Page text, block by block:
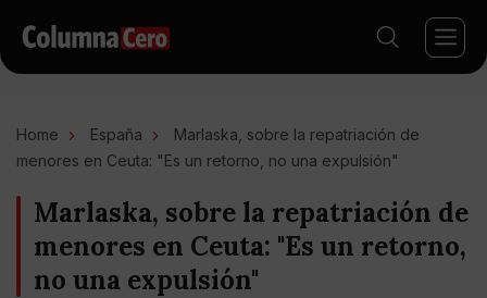
Home España
Marlaska, sobre la repatriación de
menores en Ceuta: "Es un retorno, no una expulsión"
Marlaska, sobre la repatriación de
menores en Ceuta: "Es un retorno,
no una expulsión"